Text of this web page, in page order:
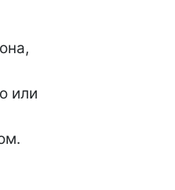
или